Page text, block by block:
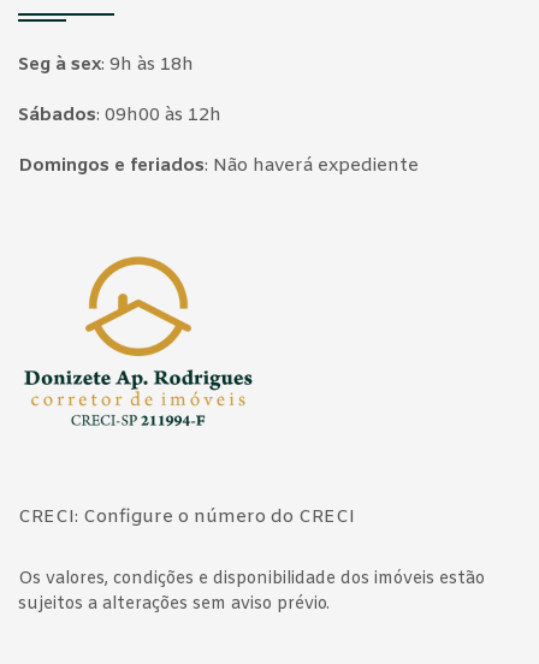
Seg à sex: 9h às 18h
Sábados: 09h00 às 12h
Domingos e feriados: Não haverá expediente
CRECI: Configure o número do CRECI
Os valores, condições e disponibilidade dos imóveis estão
sujeitos a alterações sem aviso prévio.